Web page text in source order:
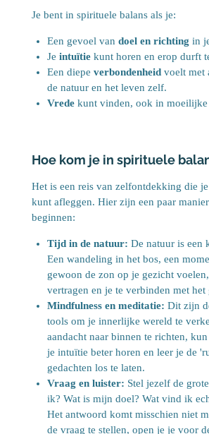
Je bent in spirituele balans als je:
Een gevoel vandoel en richting in
Jeintuïtie kunt horen en erop durft
Een diepeverbondenheid voelt met
de natuur en het leven zelf.
Vrede kunt vinden, ook in
Hoe kom je in spirituele
Het is een reis van zelfontdekking die
kunt afleggen. Hier zijn een paar
beginnen:
Tijd in de natuur: De natuur is een
Een wandeling in het bos, een
gewoon de zon op je gezicht
vertragen en je te verbinden met het
Mindfulness en meditatie: Dit zijn
tools om je innerlijke wereld te
aandacht naar binnen te richten,
je intuïtie beter horen en leer je de
gedachten los te laten.
Vraag en luister: Stel jezelf de
ik? Wat is mijn doel? Wat vind ik
Het antwoord komt misschien niet
de vraag te stellen, open je je voor